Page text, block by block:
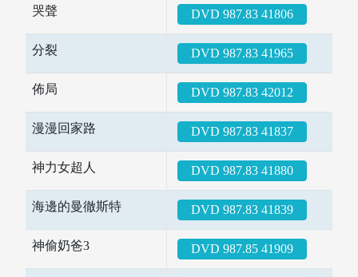
哭聲 DVD 987.83 41806
分裂 DVD 987.83 41965
佈局 DVD 987.83 42012
漫漫回家路 DVD 987.83 41837
神力女超人 DVD 987.83 41880
海邊的曼徹斯特 DVD 987.83 41839
神偷奶爸3 DVD 987.85 41909